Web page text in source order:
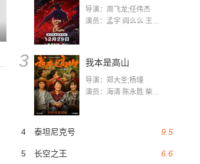
导演：周飞龙;任伟杰
演员：孟宇 阎么么 王凯 郭政建 阎萌萌 杨默 高枫 齐斯伽 刘芊含 马程
3 我本是高山
导演：郑大圣;杨瑾
演员：海清 陈永胜 柴烨 王玥婷 万国鹏 美朵达瓦 赵瑞婷 罗解艳 郭莉娜 潘家艳
9.5
4 泰坦尼克号
6.6
5 长空之王
/ 夏洛特·加布里斯